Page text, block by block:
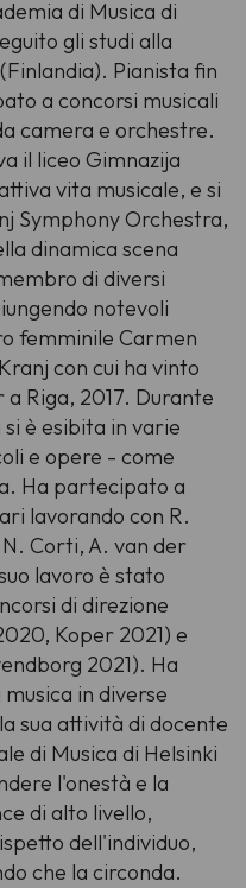
di Musica di
gli studi alla
Pianista fin
a concorsi musicali
camera e orchestre.
il liceo Gimnazija
vita musicale, e si
Symphony Orchestra,
dinamica scena
di diversi
notevoli
femminile Carmen
con cui ha vinto
a Riga, 2017. Durante
è esibita in varie
e opere - come
Ha partecipato a
lavorando con R.
Corti, A. van der
lavoro è stato
di direzione
Koper 2021) e
2021). Ha
in diverse
sua attività di docente
di Musica di Helsinki
l'onestà e la
di alto livello,
dell'individuo,
che la circonda.